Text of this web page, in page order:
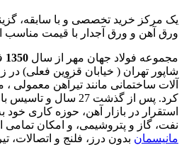
یک مرکز خرید تخصصی و با سابقه،
ورق آهن و ورق آجدار با قیمت
مجموعه فولاد جهان مهر از سال 1350
شاپور تهران ( خیابان قزوین فعلی) در
آلات ساختمانی مانند تیرآهن معمولی ،
کرد. پس از گذشت 27
استقرار در بازار آهن، حوزه کاری
نفت، گاز و پتروشیمی، و امکان تمامی
مانیسمان بدون درز، فلنج و اتصالات،